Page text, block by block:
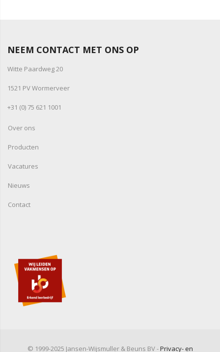
NEEM CONTACT MET ONS OP
Witte Paardweg 20
1521 PV Wormerveer
+31 (0) 75 621 1001
Over ons
Producten
Vacatures
Nieuws
Contact
© 1999-2025 Jansen-Wijsmuller & Beuns BV -Privacy- en